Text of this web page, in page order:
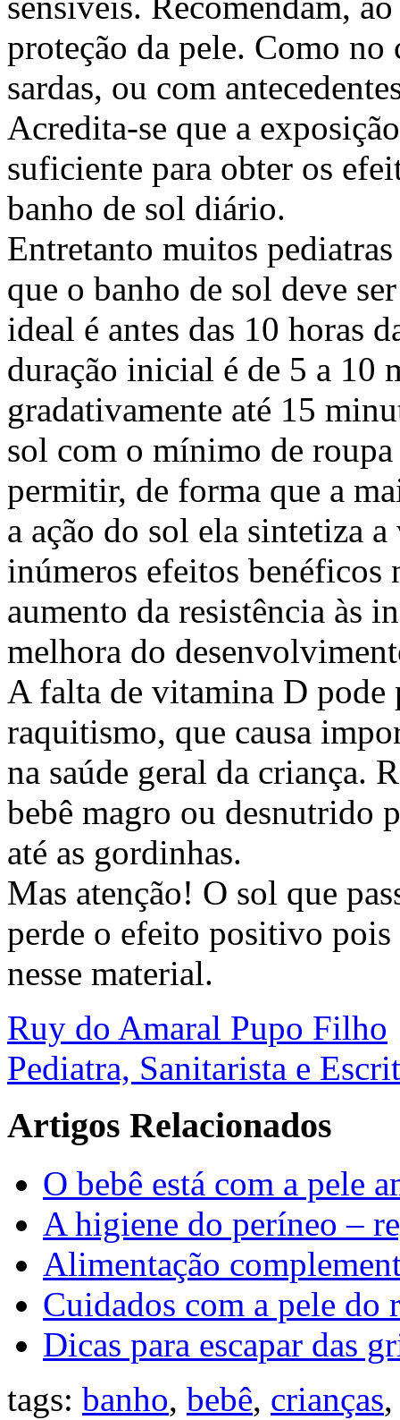
proteção da pele. Como no
sardas, ou com
Acredita-se que a
suficiente para obter os
banho de sol diário.
Entretanto muitos
que o banho de sol deve
ideal é antes das 10 horas
duração inicial é de 5 a 10
gradativamente até 15
sol com o mínimo de
permitir, de forma que a
a ação do sol ela sintetiza
inúmeros efeitos benéficos
aumento da resistência às
melhora do
A falta de vitamina D pode
raquitismo, que causa
na saúde geral da criança.
bebê magro ou desnutrido
até as gordinhas.
Mas atenção! O sol que
perde o efeito positivo
nesse material.
Ruy do Amaral Pupo Filho
Pediatra, Sanitarista e
Artigos Relacionados
O bebê está com a pele
A higiene do períneo –
Alimentação
Cuidados com a pele do
Dicas para escapar das
tags: banho, bebê, crianças